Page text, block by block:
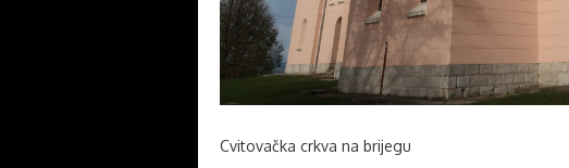
Cvitovačka crkva na brijegu